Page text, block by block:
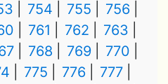
754 755
756
761 762
763
768 769
770
775 776
777